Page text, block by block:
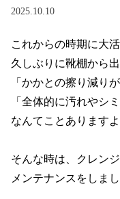
2025.10.10
これからの時期に大
久しぶりに靴棚から
「かかとの擦り減り
「全体的に汚れやシ
なんてことありますよ
そんな時は、クレン
メンテナンスをしまし